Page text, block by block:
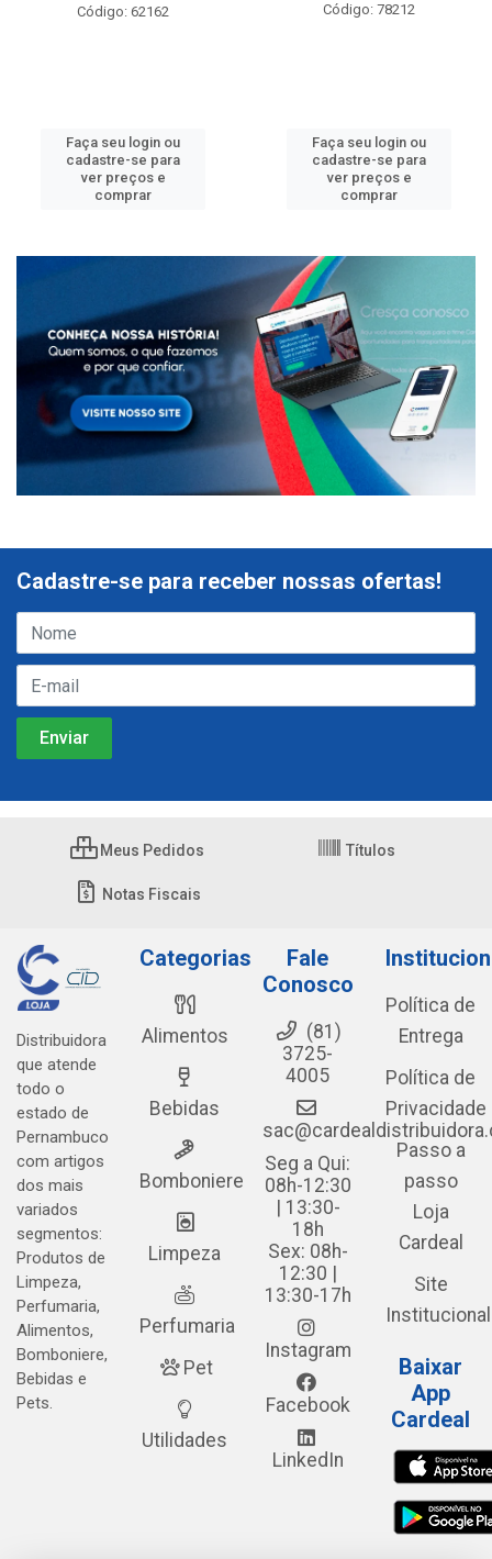
Código: 62162
Faça seu login ou
cadastre-se para
ver preços e
comprar
Código: 78212
Faça seu login ou
cadastre-se para
ver preços e
comprar
Cadastre-se para receber nossas ofertas!
Meus Pedidos Títulos
Notas Fiscais
Distribuidora
que atende
todo o
estado de
Pernambuco
com artigos
dos mais
variados
segmentos:
Produtos de
Limpeza,
Perfumaria,
Alimentos,
Bomboniere,
Bebidas e
Pets.
Categorias
Alimentos
Bebidas
Bomboniere
Limpeza
Perfumaria
Pet
Utilidades
Fale
Conosco
(81)
3725-
4005
Seg a Qui:
08h-12:30
| 13:30-
18h
Sex: 08h-
12:30 |
13:30-17h
Instagram
Facebook
LinkedIn
Política de
Entrega
Política de
Privacidade
Passo a
passo
Loja
Cardeal
Site
Institucional
Baixar
App
Cardeal